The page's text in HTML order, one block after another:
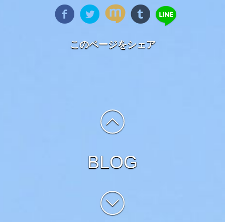
このページをシェア
BLOG